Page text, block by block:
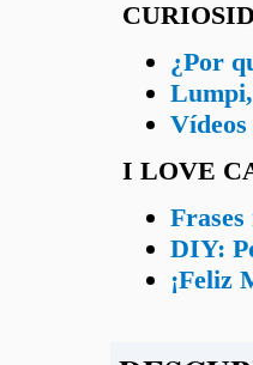
¿Por
Vídeos
I LOVE
DIY:
¡Feliz